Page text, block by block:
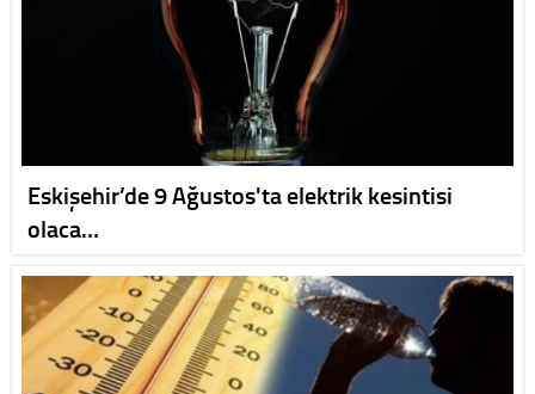
Eskişehir’de 9 Ağustos'ta elektrik kesintisi
olaca…